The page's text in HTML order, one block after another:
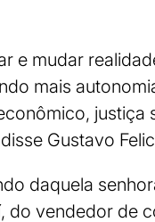
e mudar
mais
justiça
Gustavo
daquela
do vendedor de